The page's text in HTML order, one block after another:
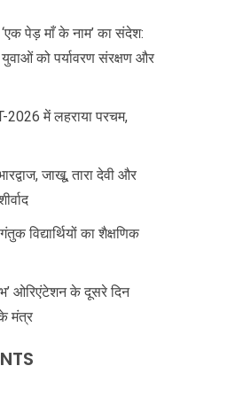
‘एक पेड़ माँ के नाम’ का संदेश:
युवाओं को पर्यावरण संरक्षण और
2026 में लहराया परचम,
जाखू, तारा देवी और
विद्यार्थियों का शैक्षणिक
ओरिएंटेशन के दूसरे दिन
के मंत्र